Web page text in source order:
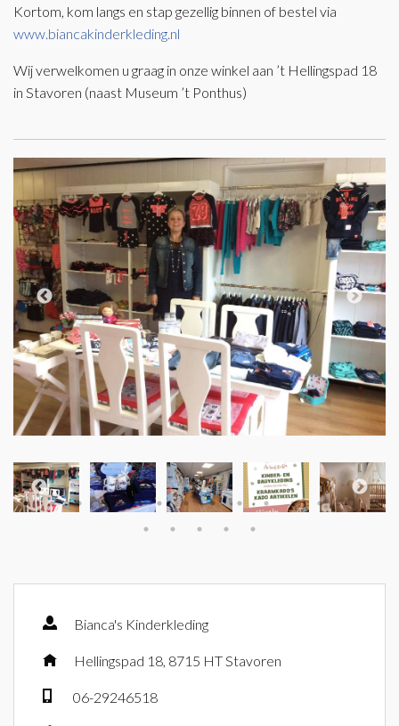
Kortom, kom langs en stap gezellig binnen of bestel via
www.biancakinderkleding.nl
Wij verwelkomen u graag in onze winkel aan ’t Hellingspad 18
in Stavoren (naast Museum ’t Ponthus)
Bianca's Kinderkleding
Hellingspad 18, 8715 HT Stavoren
06-29246518